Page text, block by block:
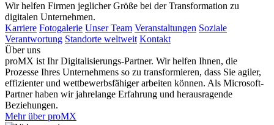
Wir helfen Firmen jeglicher Größe bei der Transformation zu
digitalen Unternehmen.
Karriere Fotogalerie Unser Team Veranstaltungen Soziale
Verantwortung Standorte weltweit Kontakt
Über uns
proMX ist Ihr Digitalisierungs-Partner. Wir helfen Ihnen, die
Prozesse Ihres Unternehmens so zu transformieren, dass Sie agiler,
effizienter und wettbewerbsfähiger arbeiten können. Als Microsoft-
Partner haben wir jahrelange Erfahrung und herausragende
Beziehungen.
Mehr über proMX